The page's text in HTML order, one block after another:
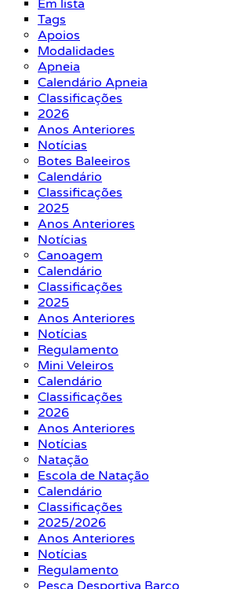
Em lista
Tags
Apoios
Modalidades
Apneia
Calendário Apneia
Classificações
2026
Anos Anteriores
Notícias
Botes Baleeiros
Calendário
Classificações
2025
Anos Anteriores
Notícias
Canoagem
Calendário
Classificações
2025
Anos Anteriores
Notícias
Regulamento
Mini Veleiros
Calendário
Classificações
2026
Anos Anteriores
Notícias
Natação
Escola de Natação
Calendário
Classificações
2025/2026
Anos Anteriores
Notícias
Regulamento
Pesca Desportiva Barco